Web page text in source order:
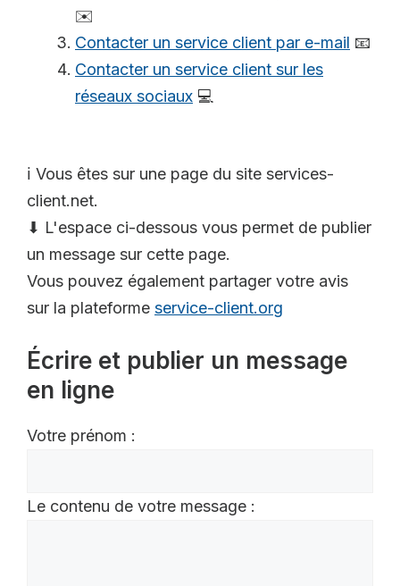
✉️
Contacter un service client par e-mail 📧
Contacter un service client sur les
réseaux sociaux 💻
ℹ️ Vous êtes sur une page du site services-
client.net.
⬇ L'espace ci-dessous vous permet de publier
un message sur cette page.
Vous pouvez également partager votre avis
sur la plateforme service-client.org
Écrire et publier un message
en ligne
Votre prénom :
Le contenu de votre message :